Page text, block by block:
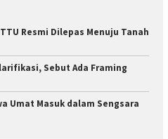
Resmi Dilepas Menuju Tanah
Sebut Ada Framing
Umat Masuk dalam Sengsara